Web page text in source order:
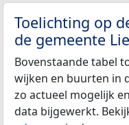
Toelichting op
de gemeente
Bovenstaande tabel
wijken en buurten in
zo actueel mogelijk
data bijgewerkt.